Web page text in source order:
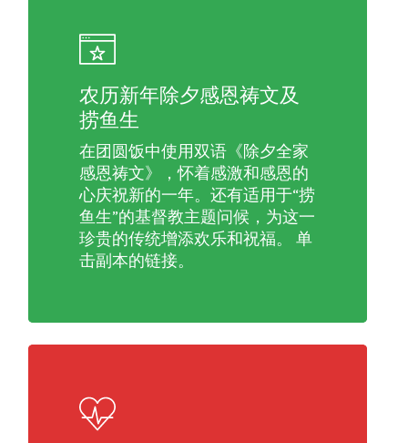
农历新年除夕感恩祷文及
捞鱼生
在团圆饭中使用双语《除夕全家
感恩祷文》，怀着感激和感恩的
心庆祝新的一年。还有适用于“捞
鱼生”的基督教主题问候，为这一
珍贵的传统增添欢乐和祝福。 单
击副本的链接。